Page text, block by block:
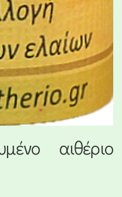
αιθέριο